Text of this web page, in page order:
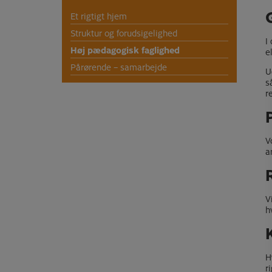
I
Et rigtigt hjem
Struktur og forudsigelighed
Høj pædagogisk faglighed
Pårørende – samarbejde